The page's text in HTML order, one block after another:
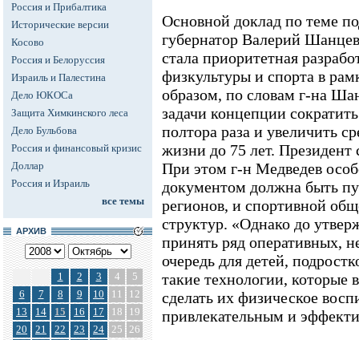
Россия и Прибалтика
Исторические версии
Косово
Россия и Белоруссия
Израиль и Палестина
Дело ЮКОСа
Защита Химкинского леса
Дело Бульбова
Россия и финансовый кризис
Доллар
Россия и Израиль
все темы
АРХИВ
1 2 3 4
5
6
7 8 9 10 11
12
13
14 15 16 17 18
19
20
21 22 23 24 25 26
Основной доклад по теме
губернатор Валерий
стала приоритетная
физкультуры и спорта в
образом, по словам г-на
задачи концепции
полтора раза и увеличить
жизни до 75 лет.
При этом г-н Медведев
документом должна быть
регионов, и спортивной
структур. «Однако до
принять ряд оперативных,
очередь для детей,
такие технологии, которые
сделать их физическое
привлекательным и